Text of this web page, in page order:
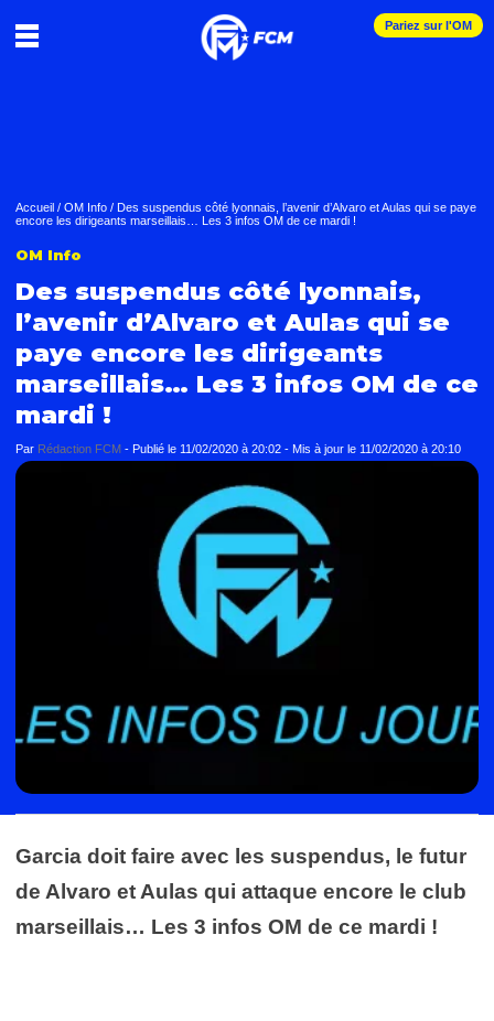
Pariez sur l'OM
Accueil / OM Info / Des suspendus côté lyonnais, l’avenir d’Alvaro et Aulas qui se paye
encore les dirigeants marseillais… Les 3 infos OM de ce mardi !
OM Info
Des suspendus côté lyonnais,
l’avenir d’Alvaro et Aulas qui se
paye encore les dirigeants
marseillais… Les 3 infos OM de ce
mardi !
Par Rédaction FCM - Publié le 11/02/2020 à 20:02 - Mis à jour le 11/02/2020 à 20:10
Garcia doit faire avec les suspendus, le futur
de Alvaro et Aulas qui attaque encore le club
marseillais… Les 3 infos OM de ce mardi !